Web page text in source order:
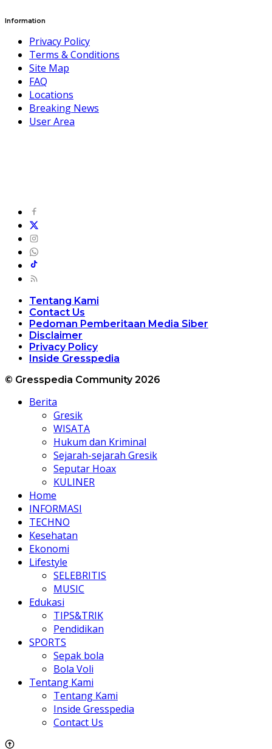
Information
Privacy Policy
Terms & Conditions
Site Map
FAQ
Locations
Breaking News
User Area
Tentang Kami
Contact Us
Pedoman Pemberitaan Media Siber
Disclaimer
Privacy Policy
Inside Gresspedia
© Gresspedia Community 2026
Berita
Gresik
WISATA
Hukum dan Kriminal
Sejarah-sejarah Gresik
Seputar Hoax
KULINER
Home
INFORMASI
TECHNO
Kesehatan
Ekonomi
Lifestyle
SELEBRITIS
MUSIC
Edukasi
TIPS&TRIK
Pendidikan
SPORTS
Sepak bola
Bola Voli
Tentang Kami
Tentang Kami
Inside Gresspedia
Contact Us